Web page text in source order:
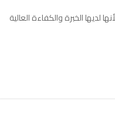
الخبرة والكفاءة العالية